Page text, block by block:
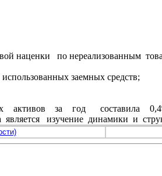
наценки по нереализованным
заемных средств;
активов за год составила
изучение динамики и